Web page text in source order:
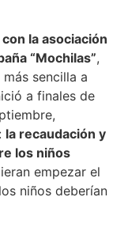
la asociación
“Mochilas”,
sencilla a
a finales de
la recaudación y
los niños
empezar el
niños deberían